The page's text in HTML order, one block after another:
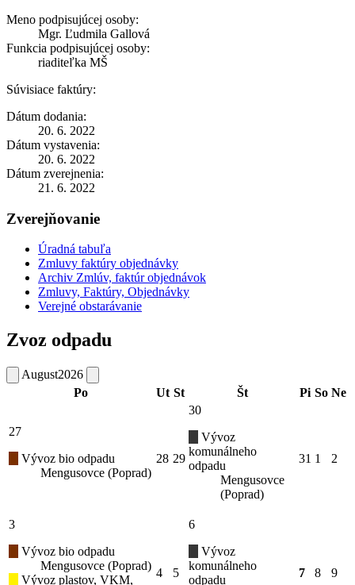
Meno podpisujúcej osoby:
Mgr. Ľudmila Gallová
Funkcia podpisujúcej osoby:
riaditeľka MŠ
Súvisiace faktúry:
Dátum dodania:
20. 6. 2022
Dátum vystavenia:
20. 6. 2022
Dátum zverejnenia:
21. 6. 2022
Zverejňovanie
Úradná tabuľa
Zmluvy faktúry objednávky
Archiv Zmlúv, faktúr objednávok
Zmluvy, Faktúry, Objednávky
Verejné obstarávanie
Zvoz odpadu
August2026
Po
Ut St Št Pi So Ne
27
Vývoz bio odpadu
Mengusovce (Poprad)
28 29
30
Vývoz
komunálneho
odpadu
Mengusovce
(Poprad)
31 1 2
3
Vývoz bio odpadu
Mengusovce (Poprad)
Vývoz plastov, VKM,
4 5
6
Vývoz
komunálneho
odpadu
7 8 9